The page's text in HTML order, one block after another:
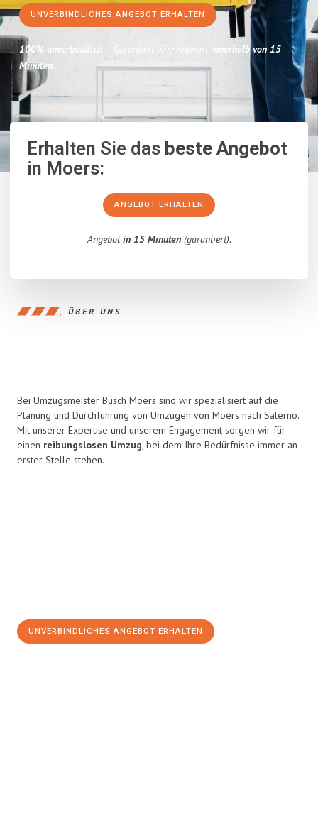
UNVERBINDLICHES ANGEBOT ERHALTEN
100% unverbindlich – Garantiert eine Antwort innerhalb von 15
Minuten.
Erhalten Sie dasbeste Angebot
in Moers:
ANGEBOT ERHALTEN
Angebotin 15 Minuten(garantiert).
ÜBER UNS
Bei Umzugsmeister Busch Moers sind wir spezialisiert auf die
Planung und Durchführung von Umzügen von Moers nach Salerno.
Mit unserer Expertise und unserem Engagement sorgen wir für
einen reibungslosen Umzug, bei dem Ihre Bedürfnisse immer an
erster Stelle stehen.
UNVERBINDLICHES ANGEBOT ERHALTEN